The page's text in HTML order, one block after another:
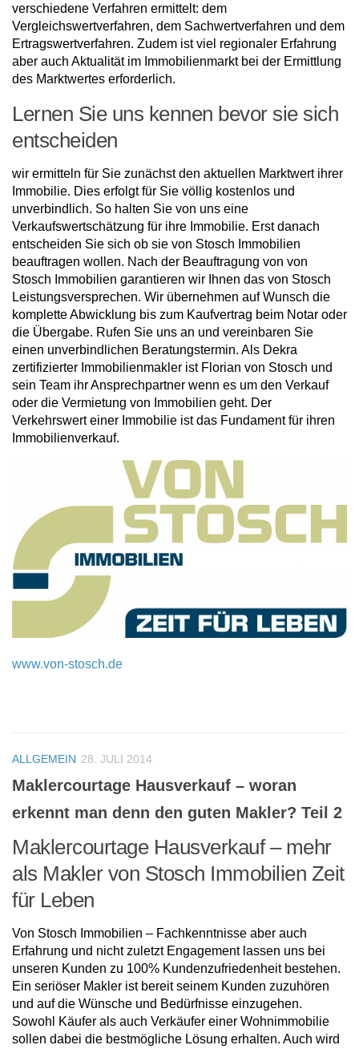
verschiedene Verfahren ermittelt: dem
Vergleichswertverfahren, dem Sachwertverfahren und dem
Ertragswertverfahren. Zudem ist viel regionaler Erfahrung
aber auch Aktualität im Immobilienmarkt bei der Ermittlung
des Marktwertes erforderlich.
Lernen Sie uns kennen bevor sie sich
entscheiden
wir ermitteln für Sie zunächst den aktuellen Marktwert ihrer
Immobilie. Dies erfolgt für Sie völlig kostenlos und
unverbindlich. So halten Sie von uns eine
Verkaufswertschätzung für ihre Immobilie. Erst danach
entscheiden Sie sich ob sie von Stosch Immobilien
beauftragen wollen. Nach der Beauftragung von von
Stosch Immobilien garantieren wir Ihnen das von Stosch
Leistungsversprechen. Wir übernehmen auf Wunsch die
komplette Abwicklung bis zum Kaufvertrag beim Notar oder
die Übergabe. Rufen Sie uns an und vereinbaren Sie
einen unverbindlichen Beratungstermin. Als Dekra
zertifizierter Immobilienmakler ist Florian von Stosch und
sein Team ihr Ansprechpartner wenn es um den Verkauf
oder die Vermietung von Immobilien geht. Der
Verkehrswert einer Immobilie ist das Fundament für ihren
Immobilienverkauf.
www.von-stosch.de
ALLGEMEIN 28. JULI 2014
Maklercourtage Hausverkauf – woran
erkennt man denn den guten Makler? Teil 2
Maklercourtage Hausverkauf – mehr
als Makler von Stosch Immobilien Zeit
für Leben
Von Stosch Immobilien – Fachkenntnisse aber auch
Erfahrung und nicht zuletzt Engagement lassen uns bei
unseren Kunden zu 100% Kundenzufriedenheit bestehen.
Ein seriöser Makler ist bereit seinem Kunden zuzuhören
und auf die Wünsche und Bedürfnisse einzugehen.
Sowohl Käufer als auch Verkäufer einer Wohnimmobilie
sollen dabei die bestmögliche Lösung erhalten. Auch wird